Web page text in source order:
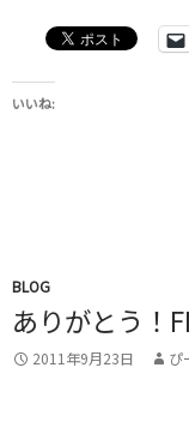
いいね:
BLOG
ありがとう！
2011年9月23日 ぴ